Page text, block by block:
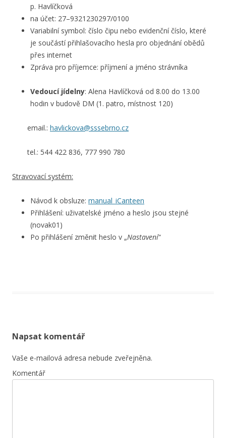
p. Havlíčková
na účet: 27–9321230297/0100
Variabilní symbol: číslo čipu nebo evidenční číslo, které
je součástí přihlašovacího hesla pro objednání obědů
přes internet
Zpráva pro příjemce: příjmení a jméno strávníka
Vedoucí jídelny: Alena Havlíčková od 8.00 do 13.00
hodin v budově DM (1. patro, místnost 120)
email.: havlickova@sssebrno.cz
tel.: 544 422 836, 777 990 780
Stravovací systém:
Návod k obsluze: manual_iCanteen
Přihlášení: uživatelské jméno a heslo jsou stejné
(novak01)
Po přihlášení změnit heslo v „Nastavení“
Napsat komentář
Vaše e-mailová adresa nebude zveřejněna.
Komentář